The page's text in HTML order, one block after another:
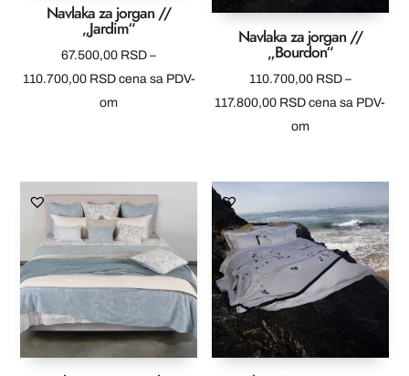
Navlaka za jorgan //
„Jardim“
67.500,00 RSD –
110.700,00 RSDRaspon
cena:
110.700,00 RSD
cena sa PDV-
om
Navlaka za jorgan //
„Bourdon“
110.700,00 RSD –
117.800,00 RSDRaspon
cena:
117.800,00 RSD
cena sa PDV-
om